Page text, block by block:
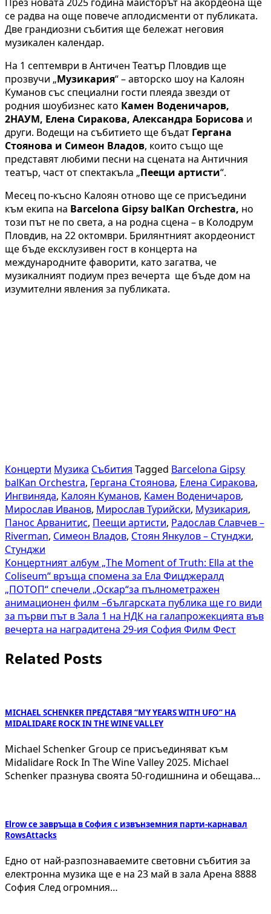
се радва на още повече аплодисменти от публиката.
Две грандиозни събития ще бележат неговия
музикален календар.
На 1 септември в Античен Театър Пловдив ще
прозвучи „Музикария“ – авторско шоу на Калоян
Куманов със специални гости плеяда звезди от
родния шоубизнес като Камен Воденичаров,
2НАУМ, Елена Сиракова, Александра Борисова и
други. Водещи на събитието ще бъдат Гергана
Стоянова и Симеон Владов, които също ще
представят любими песни на сцената на Античния
театър, част от спектакъла „Пеещи артисти“.
Месец по-късно Калоян отново ще се присъедини
към екипа на Barcelona Gipsy balKan Orchestrа, но
този път не по света, а на родна сцена – в Колодрум
Пловдив, на 22 октомври. Брилянтният акордеонист
ще бъде ексклузивен гост в концерта на
международните фаворити, като загатва, че
музикалният подиум през вечерта ще бъде дом на
изумителни явления за публиката.
Концерти Музика Събития Tagged Barcelona Gipsy
balKan Orchestrа, Гергана Стоянова, Елена Сиракова,
Ингвиняда, Калоян Куманов, Камен Воденичаров,
Мирослав Иванов, Мирослав Турийски, Музикария,
Панос Арванитис, Пеещи артисти, Радослав Славчев –
Riverman, Симеон Владов, Стоян Янкулов – Стунджи,
Стунджи
Навигация
Концертният албум „The Moment of Truth: Ella at the
Coliseum“ връща спомена за Ела Фицджералд
„ПОТОП“ спечели „Оскар“за пълнометражен
анимационен филм –българската публика ще го види
за първи път в Зала 1 на НДК на галапрожекцията във
вечерта на наградитена 29-ия София Филм Фест
Related Posts
MICHAEL SCHENKER ПРЕДСТАВЯ “MY YEARS WITH UFO” НА
MIDALIDARE ROCK IN THE WINE VALLEY
Michael Schenker Group се присъединяват към
Midalidare Rock In The Wine Valley 2025. Michael
Schenker празнува своята 50-годишнина и обещава…
Elrow се завръща в София с извънземния парти-карнавал
RowsAttacks
Едно от най-разпознаваемите световни събития за
електронна музика ще е на 23 май в зала Арена 8888
София След огромния…